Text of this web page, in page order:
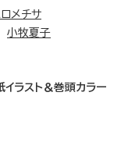
ロメチサ
小牧夏子
ラスト＆巻頭カラー